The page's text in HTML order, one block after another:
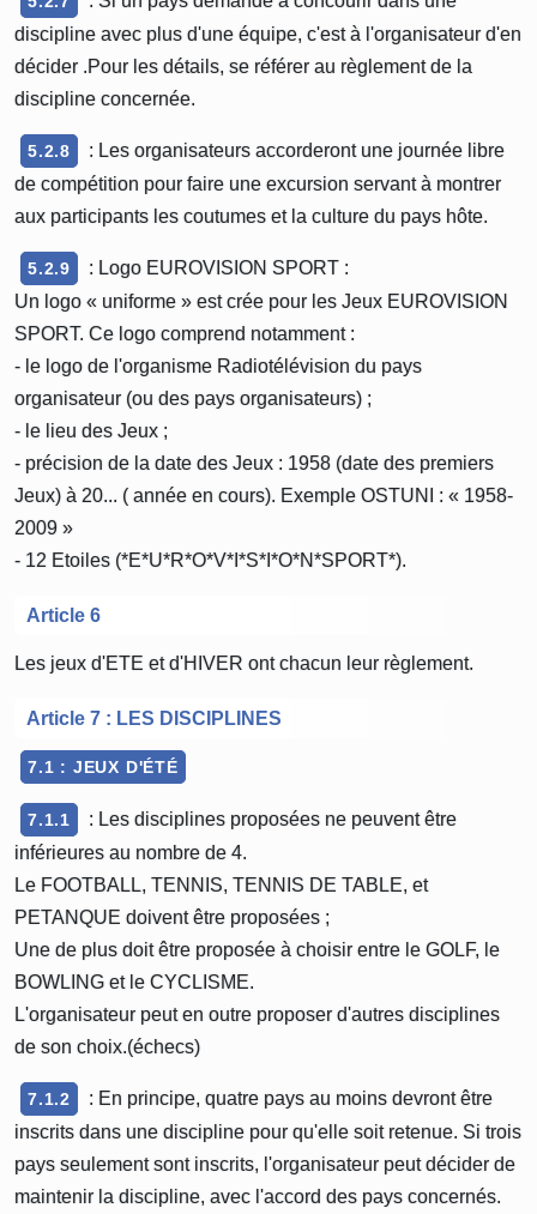
discipline avec plus d'une équipe, c'est à l'organisateur d'en
décider .Pour les détails, se référer au règlement de la
discipline concernée.
5.2.8
: Les organisateurs accorderont une journée libre
de compétition pour faire une excursion servant à montrer
aux participants les coutumes et la culture du pays hôte.
5.2.9
: Logo EUROVISION SPORT :
Un logo « uniforme » est crée pour les Jeux EUROVISION
SPORT. Ce logo comprend notamment :
- le logo de l'organisme Radiotélévision du pays
organisateur (ou des pays organisateurs) ;
- le lieu des Jeux ;
- précision de la date des Jeux : 1958 (date des premiers
Jeux) à 20... ( année en cours). Exemple OSTUNI : « 1958-
2009 »
- 12 Etoiles (*E*U*R*O*V*I*S*I*O*N*SPORT*).
Article 6
Les jeux d'ETE et d'HIVER ont chacun leur règlement.
Article 7 : LES DISCIPLINES
7.1 : JEUX D'ÉTÉ
7.1.1
: Les disciplines proposées ne peuvent être
inférieures au nombre de 4.
Le FOOTBALL, TENNIS, TENNIS DE TABLE, et
PETANQUE doivent être proposées ;
Une de plus doit être proposée à choisir entre le GOLF, le
BOWLING et le CYCLISME.
L'organisateur peut en outre proposer d'autres disciplines
de son choix.(échecs)
7.1.2
: En principe, quatre pays au moins devront être
inscrits dans une discipline pour qu'elle soit retenue. Si trois
pays seulement sont inscrits, l'organisateur peut décider de
maintenir la discipline, avec l'accord des pays concernés.